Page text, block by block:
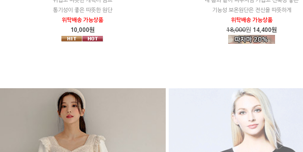
통기성이 좋은 따뜻한 원단
위탁배송 가능상품
10,000원
기능성 보온원단은 전신을 따뜻하게
위탁배송 가능상품
18,000원 14,400원